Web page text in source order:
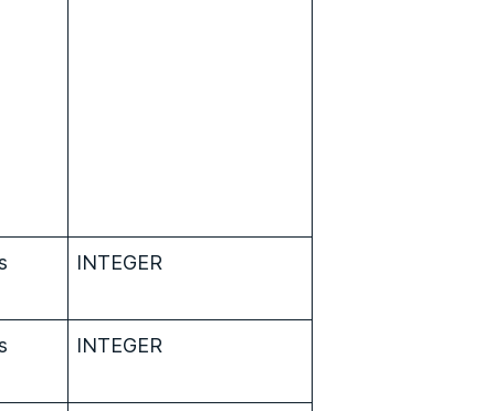
INTEGER
INTEGER